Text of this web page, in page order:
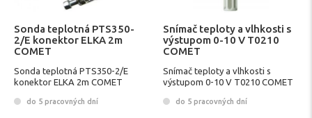
Sonda teplotná PTS350-
2/E konektor ELKA 2m
COMET
Sonda teplotná PTS350-2/E
konektor ELKA 2m COMET
do 5 pracovných dní
Snímač teploty a vlhkosti s
výstupom 0-10 V T0210
COMET
Snímač teploty a vlhkosti s
výstupom 0-10 V T0210 COMET
do 5 pracovných dní